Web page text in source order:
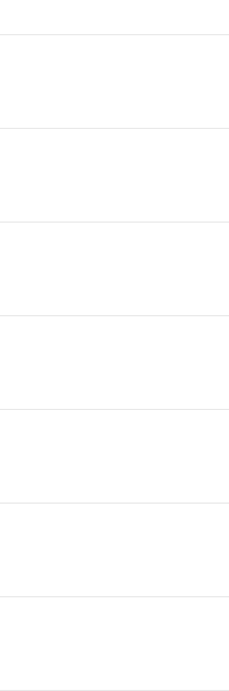
的法术效果，以及与之搭
堆叠养成装备和天赋才能打